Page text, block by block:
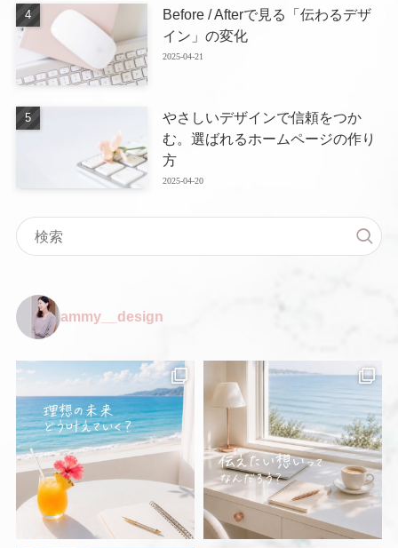
Before / Afterで見る「伝わるデザ
イン」の変化
2025-04-21
やさしいデザインで信頼をつか
む。選ばれるホームページの作り
方
2025-04-20
ammy__design